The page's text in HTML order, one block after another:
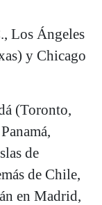
Los Ángeles
y Chicago
(Toronto,
de
de Chile,
en Madrid,